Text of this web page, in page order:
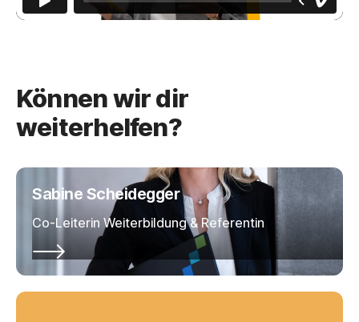
Können wir dir
weiterhelfen?
Sabine Scheidegger
Co-Leiterin Weiterbildung & Referentin